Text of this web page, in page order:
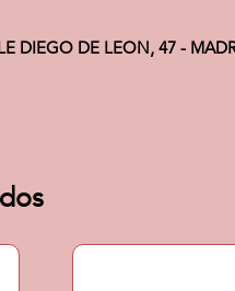
DIEGO DE LEON, 47 -